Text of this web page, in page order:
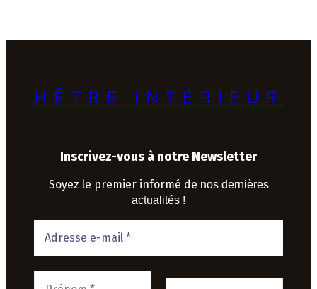
HÊTRE INTÉRIEUR
Inscrivez-vous à notre Newsletter
Soyez le premier informé de nos dernières
actualités !